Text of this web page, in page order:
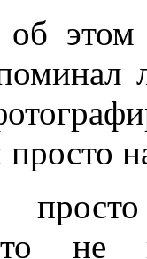
этом
не